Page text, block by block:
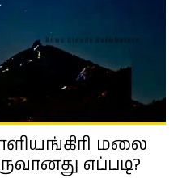
மலை
எப்படி?